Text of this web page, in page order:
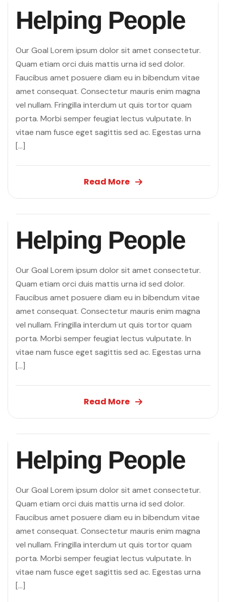
Helping People
Our Goal Lorem ipsum dolor sit amet consectetur.
Quam etiam orci duis mattis urna id sed dolor.
Faucibus amet posuere diam eu in bibendum vitae
amet consequat. Consectetur mauris enim magna
vel nullam. Fringilla interdum ut quis tortor quam
porta. Morbi semper feugiat lectus vulputate. In
vitae nam fusce eget sagittis sed ac. Egestas urna
[…]
Read More
Helping People
Our Goal Lorem ipsum dolor sit amet consectetur.
Quam etiam orci duis mattis urna id sed dolor.
Faucibus amet posuere diam eu in bibendum vitae
amet consequat. Consectetur mauris enim magna
vel nullam. Fringilla interdum ut quis tortor quam
porta. Morbi semper feugiat lectus vulputate. In
vitae nam fusce eget sagittis sed ac. Egestas urna
[…]
Read More
Helping People
Our Goal Lorem ipsum dolor sit amet consectetur.
Quam etiam orci duis mattis urna id sed dolor.
Faucibus amet posuere diam eu in bibendum vitae
amet consequat. Consectetur mauris enim magna
vel nullam. Fringilla interdum ut quis tortor quam
porta. Morbi semper feugiat lectus vulputate. In
vitae nam fusce eget sagittis sed ac. Egestas urna
[…]